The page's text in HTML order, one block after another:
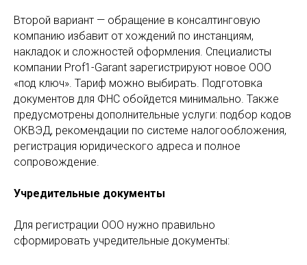
Второй вариант — обращение в консалтинговую
компанию избавит от хождений по инстанциям,
накладок и сложностей оформления. Специалисты
компании Prof1-Garant зарегистрируют новое ООО
«под ключ». Тариф можно выбирать. Подготовка
документов для ФНС обойдется минимально. Также
предусмотрены дополнительные услуги: подбор кодов
ОКВЭД, рекомендации по системе налогообложения,
регистрация юридического адреса и полное
сопровождение.
Учредительные документы
Для регистрации ООО нужно правильно
сформировать учредительные документы: